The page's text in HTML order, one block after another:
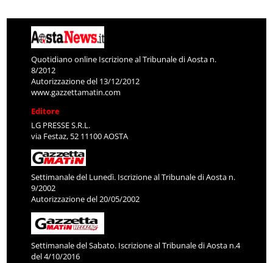
Quotidiano online Iscrizione al Tribunale di Aosta n.
8/2012
Autorizzazione del 13/12/2012
www.gazzettamatin.com
Editore
LG PRESSE S.R.L.
via Festaz, 52 11100 AOSTA
Settimanale del Lunedì. Iscrizione al Tribunale di Aosta n.
9/2002
Autorizzazione del 20/05/2002
Settimanale del Sabato. Iscrizione al Tribunale di Aosta n.4
del 4/10/2016